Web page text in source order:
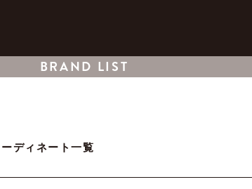
BRAND LIST
ーディネート一覧